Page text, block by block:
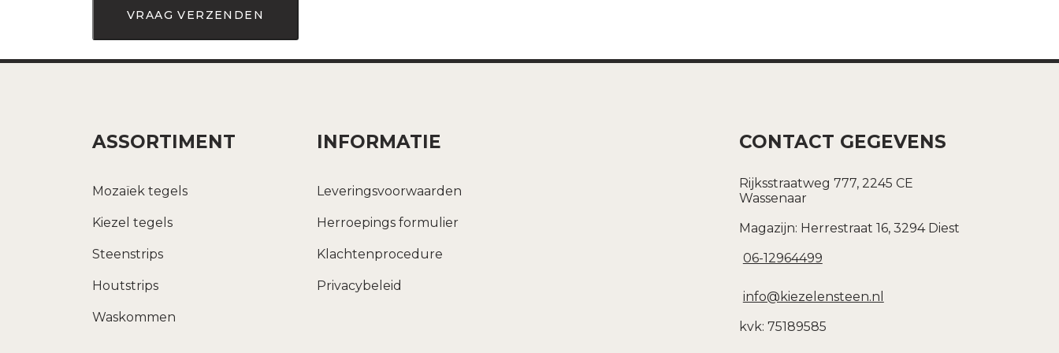
ASSORTIMENT
Mozaïek tegels
Kiezel tegels
Steenstrips
Houtstrips
Waskommen
INFORMATIE
Leveringsvoorwaarden
Herroepings formulier
Klachtenprocedure
Privacybeleid
CONTACT GEGEVENS
Rijksstraatweg 777, 2245 CE
Wassenaar
Magazijn: Herrestraat 16, 3294 Diest
06-12964499
info@kiezelensteen.nl
kvk: 75189585